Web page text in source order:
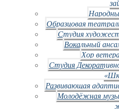
Образцовая
Студия
Вокальный
Хор
Студия
Развивающая
Молодёжная